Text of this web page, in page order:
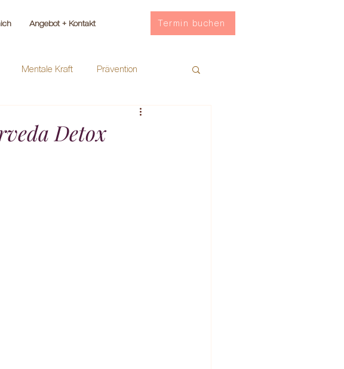
Angebot + Kontakt Termin buchen
Mentale Kraft Prävention
Detox